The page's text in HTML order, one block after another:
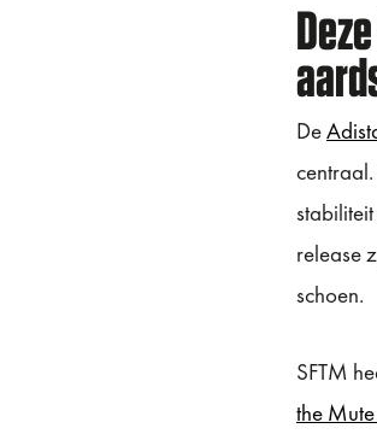
De
release
schoen.
SFTM
the